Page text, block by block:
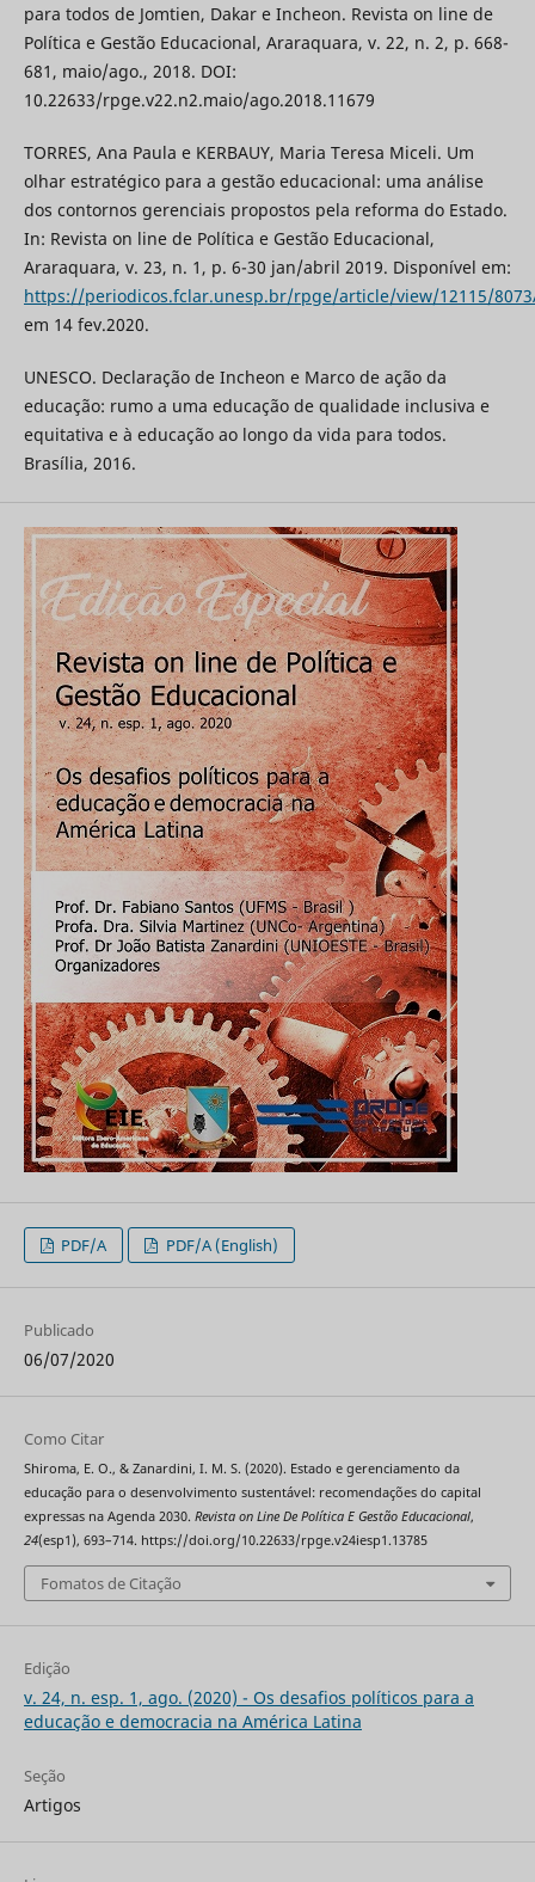
para todos de Jomtien, Dakar e Incheon. Revista on line de
Política e Gestão Educacional, Araraquara, v. 22, n. 2, p. 668-
681, maio/ago., 2018. DOI:
10.22633/rpge.v22.n2.maio/ago.2018.11679
TORRES, Ana Paula e KERBAUY, Maria Teresa Miceli. Um
olhar estratégico para a gestão educacional: uma análise
dos contornos gerenciais propostos pela reforma do Estado.
In: Revista on line de Política e Gestão Educacional,
Araraquara, v. 23, n. 1, p. 6-30 jan/abril 2019. Disponível em:
https://periodicos.fclar.unesp.br/rpge/article/view/12115/
em 14 fev.2020.
UNESCO. Declaração de Incheon e Marco de ação da
educação: rumo a uma educação de qualidade inclusiva e
equitativa e à educação ao longo da vida para todos.
Brasília, 2016.
PDF/A PDF/A (English)
Publicado
06/07/2020
Como Citar
Shiroma, E. O., & Zanardini, I. M. S. (2020). Estado e gerenciamento da
educação para o desenvolvimento sustentável: recomendações do capital
expressas na Agenda 2030. Revista on Line De Política E Gestão Educacional,
24(esp1), 693–714. https://doi.org/10.22633/rpge.v24iesp1.13785
Fomatos de Citação
Edição
v. 24, n. esp. 1, ago. (2020) - Os desafios políticos para a
educação e democracia na América Latina
Seção
Artigos